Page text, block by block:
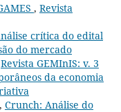
, Revista
crítica do edital
do mercado
Revista GEMInIS: v. 3
da economia
Crunch: Análise do